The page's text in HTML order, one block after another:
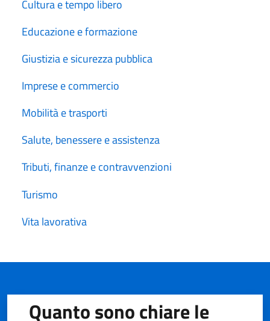
Cultura e tempo libero
Educazione e formazione
Giustizia e sicurezza pubblica
Imprese e commercio
Mobilità e trasporti
Salute, benessere e assistenza
Tributi, finanze e contravvenzioni
Turismo
Vita lavorativa
Quanto sono chiare le